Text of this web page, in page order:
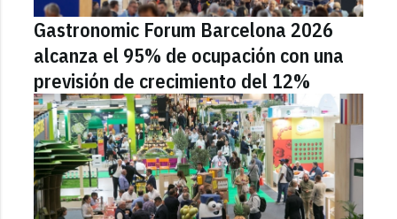
Gastronomic Forum Barcelona 2026
alcanza el 95% de ocupación con una
previsión de crecimiento del 12%